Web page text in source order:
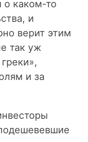
каком-то
и
верит этим
так уж
и за